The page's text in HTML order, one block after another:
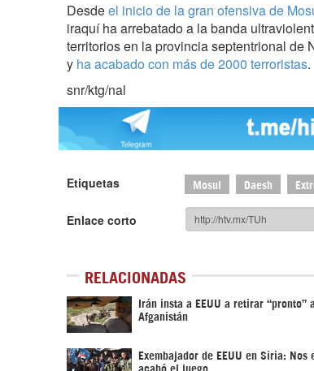
Desdeel inicio de la gran ofensiva de
iraquí ha arrebatado a la banda
territorios en la provincia septentrional de
y ha acabado con más de 2000 terroristas.
snr/ktg/nal
Etiquetas Mosul Daesh
Enlace corto
RELACIONADAS
Irán insta a EEUU a retirar “pronto”
Afganistán
Exembajador de EEUU en Siria: Nos
acabó el juego